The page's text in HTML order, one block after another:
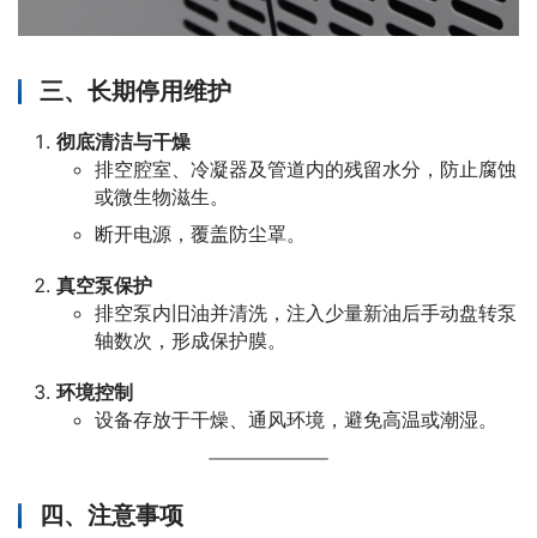
三、长期停用维护
彻底清洁与干燥
排空腔室、冷凝器及管道内的残留水分，防止腐蚀
或微生物滋生。
断开电源，覆盖防尘罩。
真空泵保护
排空泵内旧油并清洗，注入少量新油后手动盘转泵
轴数次，形成保护膜。
环境控制
设备存放于干燥、通风环境，避免高温或潮湿。
四、注意事项